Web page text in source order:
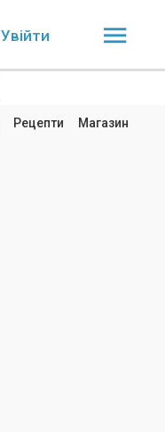
Увійти
Рецепти Магазин